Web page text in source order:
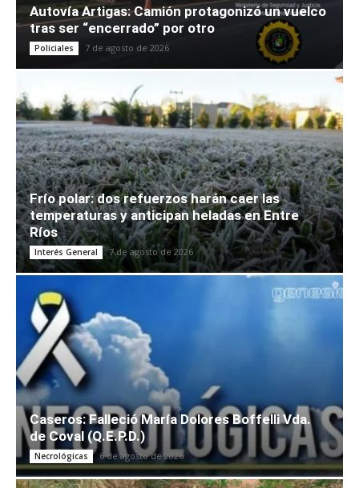
Autovía Artigas: Camión protagonizó un vuelco
tras ser “encerrado” por otro
Policiales 7 de agosto de 2026
Frío polar: dos refuerzos harán caer las
temperaturas y anticipan heladas en Entre
Ríos
Interés General 7 de agosto de 2026
Caseros: Falleció María Dolores Boffelli Vda.
de Coval (Q.E.P.D.)
Necrológicas 6 de agosto de 2026